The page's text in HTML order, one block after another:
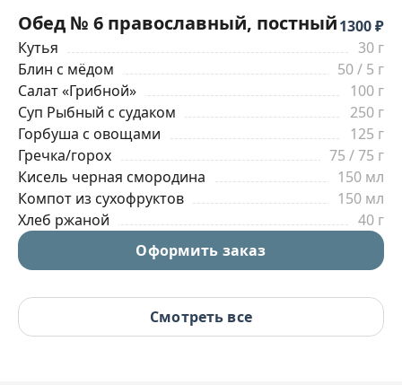
Обед № 6 православный, постный1300 ₽
Кутья
30 г
Блин с мёдом
50 / 5 г
Салат «Грибной»
100 г
Суп Рыбный с судаком
250 г
Горбуша с овощами
125 г
Гречка/горох
75 / 75 г
Кисель черная смородина
150 мл
Компот из сухофруктов
150 мл
Хлеб ржаной
40 г
Оформить заказ
Обед № 7 православный, постный
Смотреть все